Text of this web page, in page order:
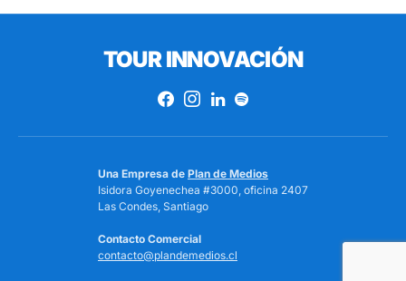
TOUR INNOVACIÓN
Una Empresa de Plan de Medios
Isidora Goyenechea #3000, oficina 2407
Las Condes, Santiago
Contacto Comercial
contacto@plandemedios.cl